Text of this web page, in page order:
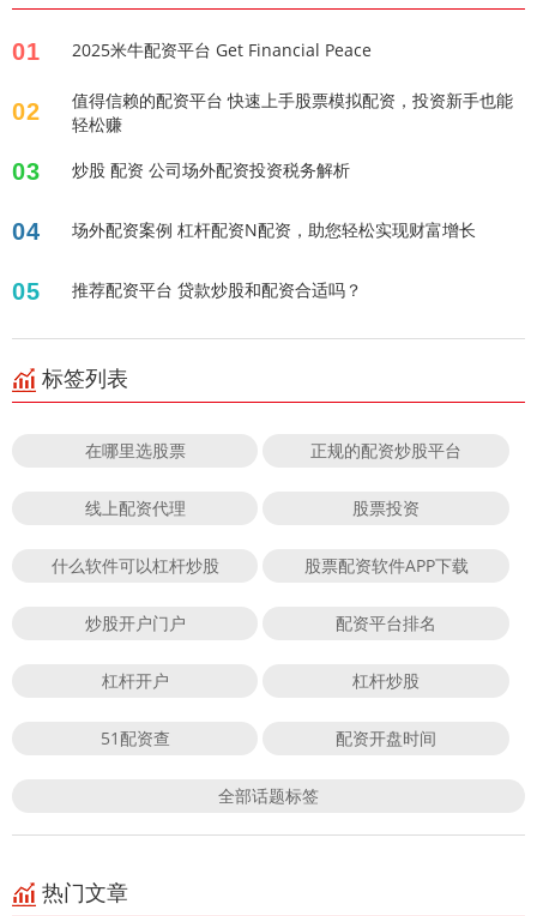
01 2025米牛配资平台 Get Financial Peace
02
值得信赖的配资平台 快速上手股票模拟配资，投资新手也能
轻松赚
03 炒股 配资 公司场外配资投资税务解析
04 场外配资案例 杠杆配资N配资，助您轻松实现财富增长
05 推荐配资平台 贷款炒股和配资合适吗？
标签列表
在哪里选股票 正规的配资炒股平台
线上配资代理 股票投资
什么软件可以杠杆炒股 股票配资软件APP下载
炒股开户门户 配资平台排名
杠杆开户 杠杆炒股
51配资查 配资开盘时间
全部话题标签
热门文章